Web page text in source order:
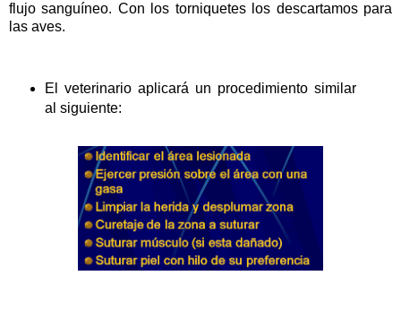
flujo sanguíneo. Con los torniquetes los descartamos para
las aves.
El veterinario aplicará un procedimiento similar
al siguiente: